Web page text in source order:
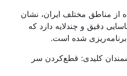
از مناطق مختلف ایران، نشان
دقیق و چندلایه دارد که
شده است.
کلیدی: قطع‌کردن سر